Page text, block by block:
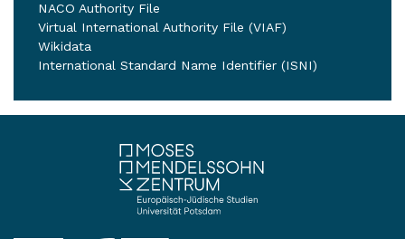
NACO Authority File
Virtual International Authority File (VIAF)
Wikidata
International Standard Name Identifier (ISNI)